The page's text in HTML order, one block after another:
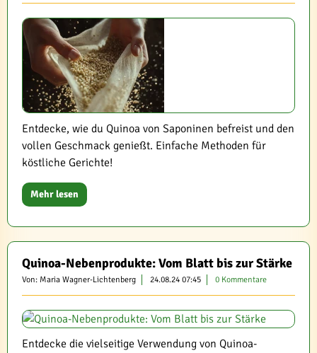
Entdecke, wie du Quinoa von Saponinen befreist und den
vollen Geschmack genießt. Einfache Methoden für
köstliche Gerichte!
Mehr lesen
Quinoa-Nebenprodukte: Vom Blatt bis zur Stärke
Von: Maria Wagner-Lichtenberg 24.08.24 07:45 0 Kommentare
Entdecke die vielseitige Verwendung von Quinoa-